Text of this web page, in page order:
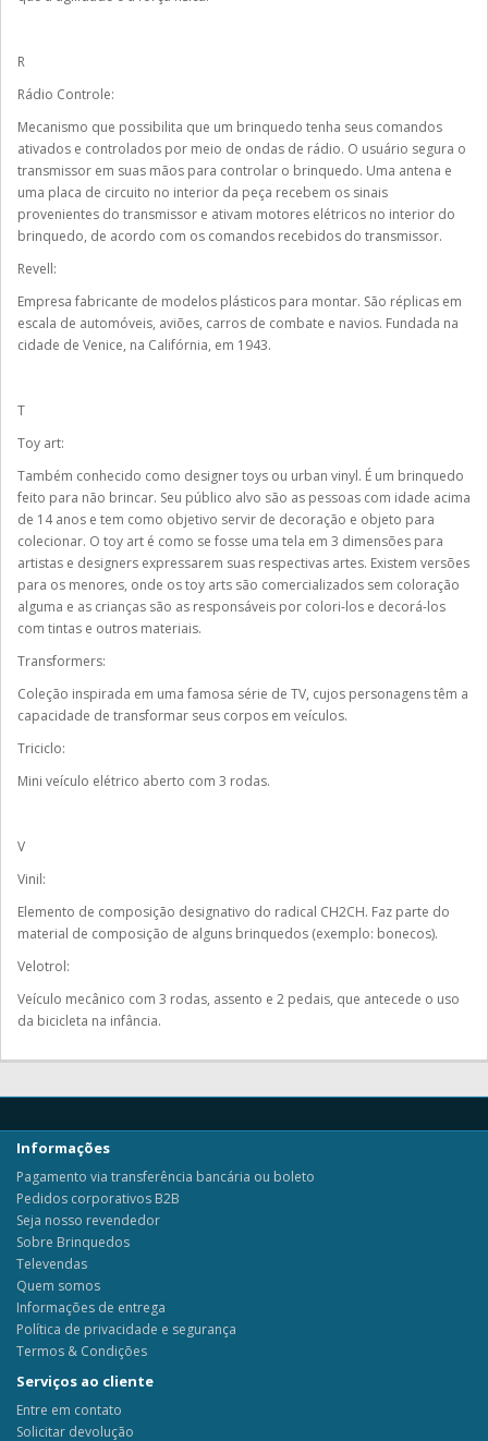
R
Rádio Controle:
Mecanismo que possibilita que um brinquedo tenha seus comandos
ativados e controlados por meio de ondas de rádio. O usuário segura o
transmissor em suas mãos para controlar o brinquedo. Uma antena e
uma placa de circuito no interior da peça recebem os sinais
provenientes do transmissor e ativam motores elétricos no interior do
brinquedo, de acordo com os comandos recebidos do transmissor.
Revell:
Empresa fabricante de modelos plásticos para montar. São réplicas em
escala de automóveis, aviões, carros de combate e navios. Fundada na
cidade de Venice, na Califórnia, em 1943.
T
Toy art:
Também conhecido como designer toys ou urban vinyl. É um brinquedo
feito para não brincar. Seu público alvo são as pessoas com idade acima
de 14 anos e tem como objetivo servir de decoração e objeto para
colecionar. O toy art é como se fosse uma tela em 3 dimensões para
artistas e designers expressarem suas respectivas artes. Existem versões
para os menores, onde os toy arts são comercializados sem coloração
alguma e as crianças são as responsáveis por colori-los e decorá-los
com tintas e outros materiais.
Transformers:
Coleção inspirada em uma famosa série de TV, cujos personagens têm a
capacidade de transformar seus corpos em veículos.
Triciclo:
Mini veículo elétrico aberto com 3 rodas.
V
Vinil:
Elemento de composição designativo do radical CH2CH. Faz parte do
material de composição de alguns brinquedos (exemplo: bonecos).
Velotrol:
Veículo mecânico com 3 rodas, assento e 2 pedais, que antecede o uso
da bicicleta na infância.
Informações
Pagamento via transferência bancária ou boleto
Pedidos corporativos B2B
Seja nosso revendedor
Sobre Brinquedos
Televendas
Quem somos
Informações de entrega
Política de privacidade e segurança
Termos & Condições
Serviços ao cliente
Entre em contato
Solicitar devolução